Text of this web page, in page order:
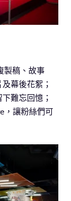
製稿、故事
幕後花絮；
難忘回憶；
，讓粉絲們可